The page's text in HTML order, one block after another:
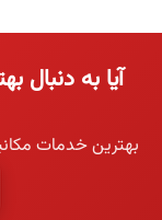
آیا به دنبال
بهترین خدمات